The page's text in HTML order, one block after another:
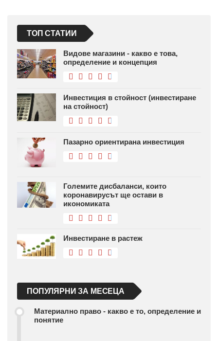
ТОП СТАТИИ
Видове магазини - какво е това,
определение и концепция
Инвестиция в стойност (инвестиране
на стойност)
Пазарно ориентирана инвестиция
Големите дисбаланси, които
коронавирусът ще остави в
икономиката
Инвестиране в растеж
ПОПУЛЯРНИ ЗА МЕСЕЦА
Материално право - какво е то, определение и
понятие